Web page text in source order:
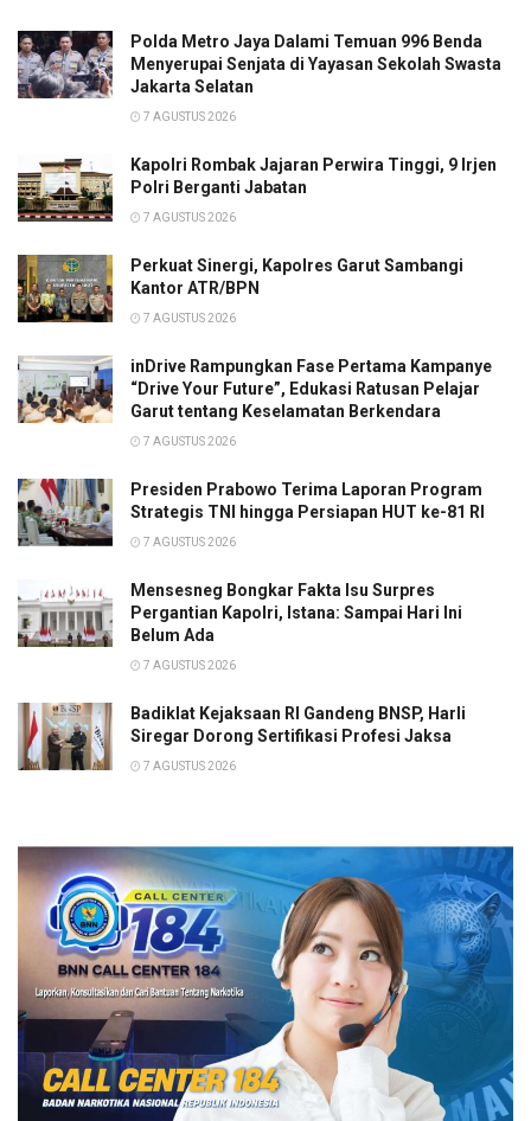
Polda Metro Jaya Dalami Temuan 996 Benda
Menyerupai Senjata di Yayasan Sekolah Swasta
Jakarta Selatan
7 AGUSTUS 2026
Kapolri Rombak Jajaran Perwira Tinggi, 9 Irjen
Polri Berganti Jabatan
7 AGUSTUS 2026
Perkuat Sinergi, Kapolres Garut Sambangi
Kantor ATR/BPN
7 AGUSTUS 2026
inDrive Rampungkan Fase Pertama Kampanye
“Drive Your Future”, Edukasi Ratusan Pelajar
Garut tentang Keselamatan Berkendara
7 AGUSTUS 2026
Presiden Prabowo Terima Laporan Program
Strategis TNI hingga Persiapan HUT ke-81 RI
7 AGUSTUS 2026
Mensesneg Bongkar Fakta Isu Surpres
Pergantian Kapolri, Istana: Sampai Hari Ini
Belum Ada
7 AGUSTUS 2026
Badiklat Kejaksaan RI Gandeng BNSP, Harli
Siregar Dorong Sertifikasi Profesi Jaksa
7 AGUSTUS 2026